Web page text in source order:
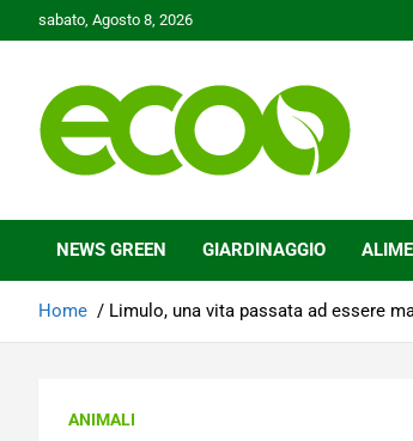
to
sabato, Agosto 8, 2026
Ecoo.it
NEWS GREEN GIARDINAGGIO
Home Limulo, una vita passata ad essere
ANIMALI